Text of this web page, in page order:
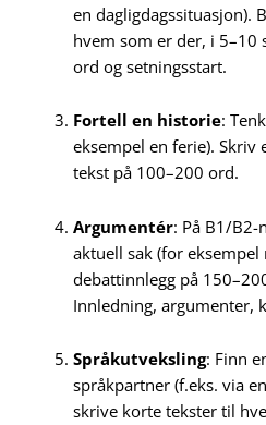
en dagligdagssituasjon).
hvem som er der, i 5–10
ord og setningsstart.
Fortell en historie:
eksempel en ferie). Skriv
tekst på 100–200 ord.
Argumentér: På B1/B2-
aktuell sak (for
debattinnlegg på
Innledning, argumenter,
Språkutveksling: Finn
språkpartner (f.eks. via
skrive korte tekster til